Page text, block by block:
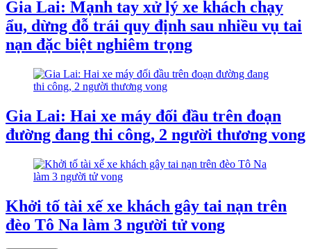
Gia Lai: Mạnh tay xử lý xe khách chạy
ẩu, dừng đỗ trái quy định sau nhiều vụ tai
nạn đặc biệt nghiêm trọng
Gia Lai: Hai xe máy đối đầu trên đoạn
đường đang thi công, 2 người thương vong
Khởi tố tài xế xe khách gây tai nạn trên
đèo Tô Na làm 3 người tử vong